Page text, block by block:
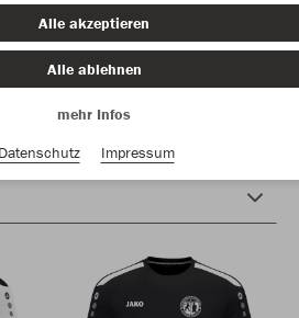
Kempen-Krefeld
Farbe
Alle akzeptieren
Alle ablehnen
mehr Infos
Datenschutz
Impressum